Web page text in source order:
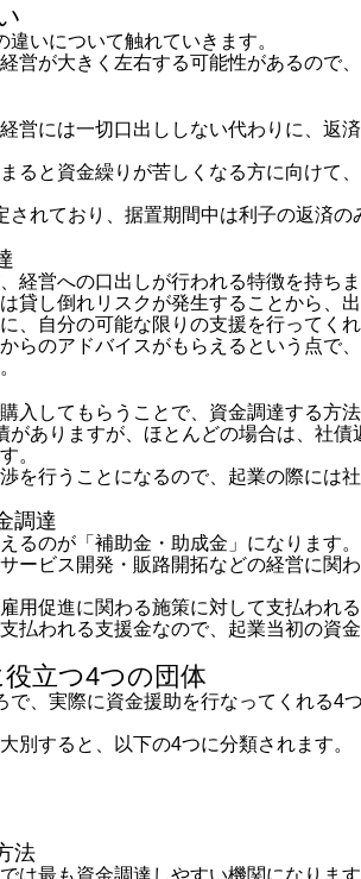
違いについて触れていきます。
営が大きく左右する可能性があるので
営には一切口出ししない代わりに、返
ると資金繰りが苦しくなる方に向けて
されており、据置期間中は利子の返済の
経営への口出しが行われる特徴を持ちま
貸し倒れリスクが発生することから、
、自分の可能な限りの支援を行ってくれ
らのアドバイスがもらえるという点で
入してもらうことで、資金調達する方法
ありますが、ほとんどの場合は、社債
。
を行うことになるので、起業の際には
調達
るのが「補助金・助成金」になります。
ービス開発・販路開拓などの経営に関
用促進に関わる施策に対して支払われる
払われる支援金なので、起業当初の資
立つ4つの団体
、実際に資金援助を行なってくれる4
別すると、以下の4つに分類されます。
法